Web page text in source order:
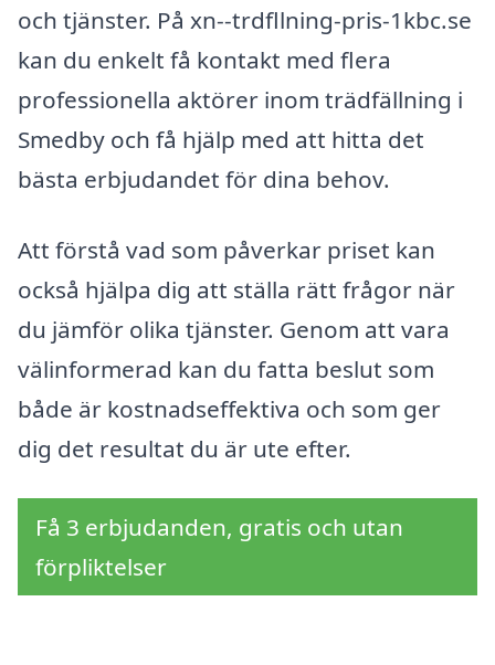
och tjänster. På xn--trdfllning-pris-1kbc.se
kan du enkelt få kontakt med flera
professionella aktörer inom trädfällning i
Smedby och få hjälp med att hitta det
bästa erbjudandet för dina behov.
Att förstå vad som påverkar priset kan
också hjälpa dig att ställa rätt frågor när
du jämför olika tjänster. Genom att vara
välinformerad kan du fatta beslut som
både är kostnadseffektiva och som ger
dig det resultat du är ute efter.
Få 3 erbjudanden, gratis och utan
förpliktelser